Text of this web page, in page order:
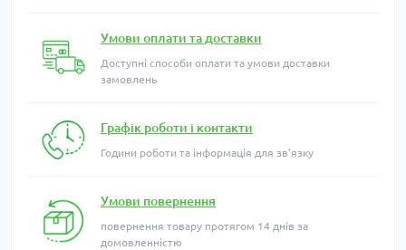
Умови оплати та доставки
Доступні способи оплати та умови доставки
замовлень
Графік роботи і контакти
Години роботи та інформація для зв'язку
Умови повернення
повернення товару протягом 14 днів за
домовленністю